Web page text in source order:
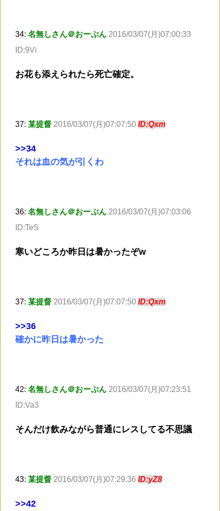
34: 名無しさん＠おーぷん 2016/03/07(月)07:00:33
ID:9Vi
お花も添えられたら死亡確定。
37: 某提督 2016/03/07(月)07:07:50 ID:Qxm
>>34
それは血の気が引くわ
36: 名無しさん＠おーぷん 2016/03/07(月)07:03:06
ID:TeS
寒いどころか昨日は暑かったぞw
37: 某提督 2016/03/07(月)07:07:50 ID:Qxm
>>36
確かに昨日は暑かった
42: 名無しさん＠おーぷん 2016/03/07(月)07:23:51
ID:Va3
そんだけ飲みながら普通にレスしてる不思議
43: 某提督 2016/03/07(月)07:29:36 ID:yZ8
>>42